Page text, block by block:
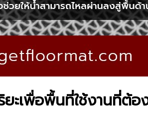
ะเพื่อพื้นที่ใช้งานที่ต้อ